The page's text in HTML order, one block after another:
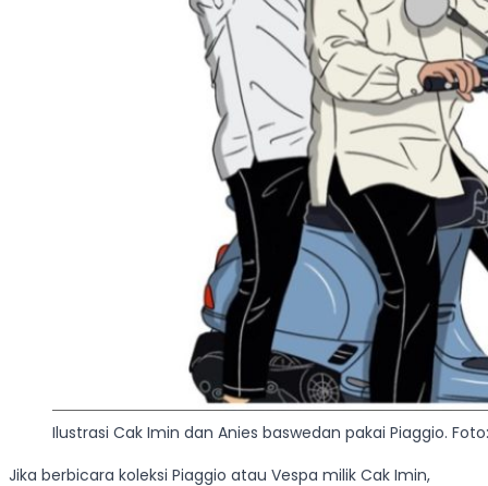
Ilustrasi Cak Imin dan Anies baswedan pakai Piaggio.
Jika berbicara koleksi Piaggio atau Vespa milik Cak Imin,